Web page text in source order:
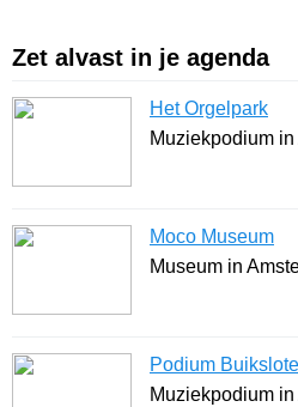
Zet alvast in je agenda
Het Orgelpark
Muziekpodium
Moco Museum
Museum in
Podium
Muziekpodium